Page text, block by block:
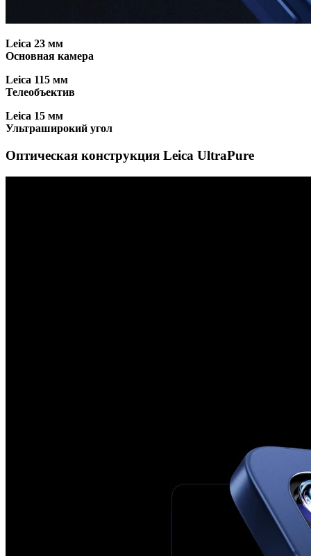
Leica 23 мм
Основная камера
Leica 115 мм
Телеобъектив
Leica 15 мм
Ультраширокий угол
Оптическая конструкция Leica UltraPure